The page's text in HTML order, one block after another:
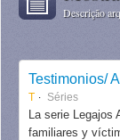
Descrição
Testimonios/
T Séries
La serie Legajos
familiares y